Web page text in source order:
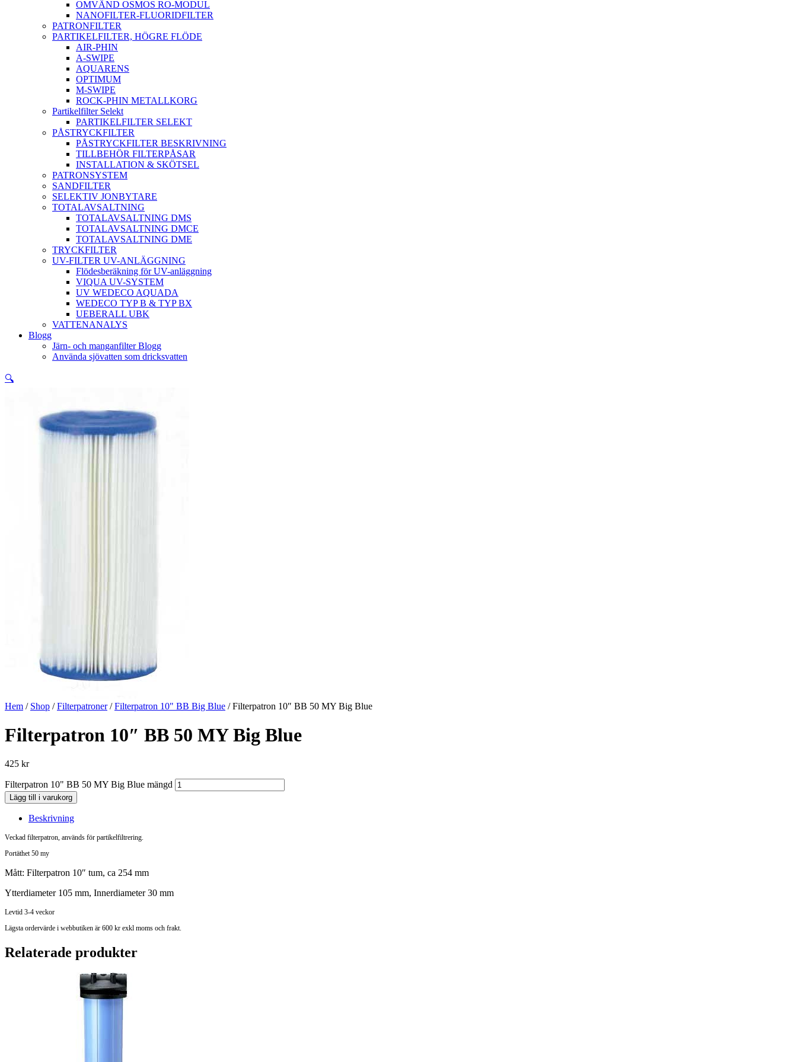
OMVÄND OSMOS RO-MODUL
NANOFILTER-FLUORIDFILTER
PATRONFILTER
PARTIKELFILTER, HÖGRE FLÖDE
AIR-PHIN
A-SWIPE
AQUARENS
OPTIMUM
M-SWIPE
ROCK-PHIN METALLKORG
Partikelfilter Selekt
PARTIKELFILTER SELEKT
PÅSTRYCKFILTER
PÅSTRYCKFILTER BESKRIVNING
TILLBEHÖR FILTERPÅSAR
INSTALLATION & SKÖTSEL
PATRONSYSTEM
SANDFILTER
SELEKTIV JONBYTARE
TOTALAVSALTNING
TOTALAVSALTNING DMS
TOTALAVSALTNING DMCE
TOTALAVSALTNING DME
TRYCKFILTER
UV-FILTER UV-ANLÄGGNING
Flödesberäkning för UV-anläggning
VIQUA UV-SYSTEM
UV WEDECO AQUADA
WEDECO TYP B & TYP BX
UEBERALL UBK
VATTENANALYS
Blogg
Järn- och manganfilter Blogg
Använda sjövatten som dricksvatten
🔍
Hem / Shop /Filterpatroner/Filterpatron 10" BB Big Blue / Filterpatron 10″ BB 50 MY Big Blue
Filterpatron 10″ BB 50 MY Big Blue
425 kr
Filterpatron 10" BB 50 MY Big Blue mängd
Lägg till i varukorg
Beskrivning
Veckad filterpatron, används för partikelfiltrering.
Portäthet 50 my
Mått: Filterpatron 10″ tum, ca 254 mm
Ytterdiameter 105 mm, Innerdiameter 30 mm
Levtid 3-4 veckor
Lägsta ordervärde i webbutiken är 600 kr exkl moms och frakt.
Relaterade produkter